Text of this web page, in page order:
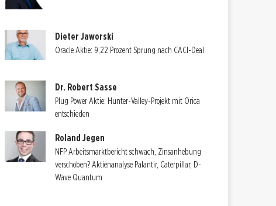
Dieter Jaworski
Oracle Aktie: 9,22 Prozent Sprung nach CACI-Deal
Dr. Robert Sasse
Plug Power Aktie: Hunter-Valley-Projekt mit Orica
entschieden
Roland Jegen
NFP Arbeitsmarktbericht schwach, Zinsanhebung
verschoben? Aktienanalyse Palantir, Caterpillar, D-
Wave Quantum